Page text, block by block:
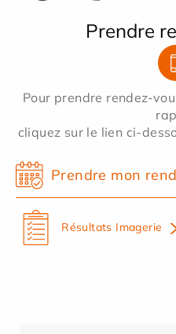
Prendre
Pour prendre rendez-
cliquez sur le lien ci-
Prendre mon
Résultats Imagerie